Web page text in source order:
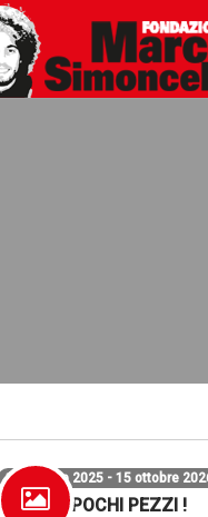
16 ottobre 2025 - 15 ottobre
RIMASTI POCHI PEZZI !